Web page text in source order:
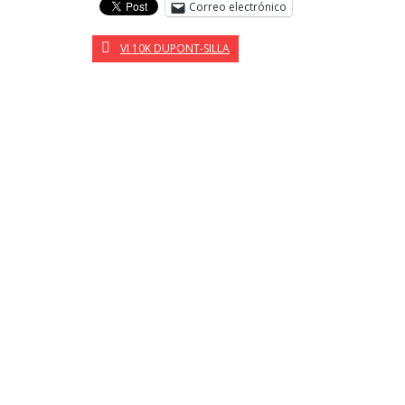
Correo electrónico
VI 10K DUPONT-SILLA